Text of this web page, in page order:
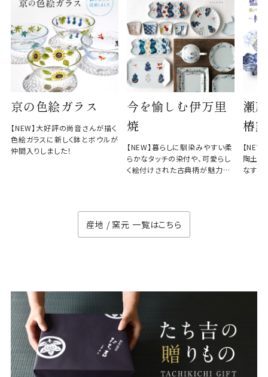
京の色絵ガラス
【NEW】大好評の尚音さんが描く
色絵ガラスに新しく鉢とボウルが
仲間入りしました！
今を愉しむ伊万里
焼
【NEW】暮らしに馴染みやすい柔
らかなタッチの染付や、可愛らし
く絵付けされた古典柄が魅力の
瀬
椿窯
【
陶土と
なす、
産地 / 窯元 一覧はこちら